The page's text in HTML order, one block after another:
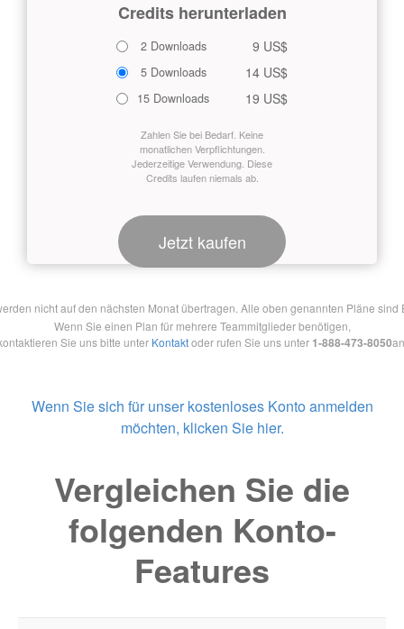
Credits herunterladen
2 Downloads 9 US$
5 Downloads 14 US$
15 Downloads 19 US$
Zahlen Sie bei Bedarf. Keine
monatlichen Verpflichtungen.
Jederzeitige Verwendung. Diese
Credits laufen niemals ab.
Jetzt kaufen
nicht auf den nächsten Monat übertragen. Alle oben genannten Pläne
Wenn Sie einen Plan für mehrere Teammitglieder benötigen,
Sie uns bitte unter Kontaktoder rufen Sie uns unter 1-888-473-8050
Wenn Sie sich für unser kostenloses Konto anmelden
möchten, klicken Sie hier.
Vergleichen Sie die
folgenden Konto-
Features